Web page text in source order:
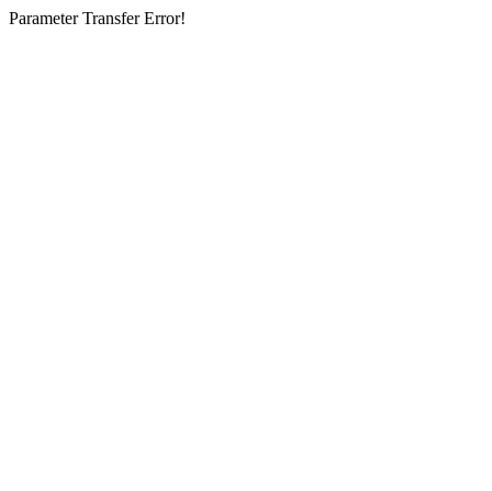
Parameter Transfer Error!